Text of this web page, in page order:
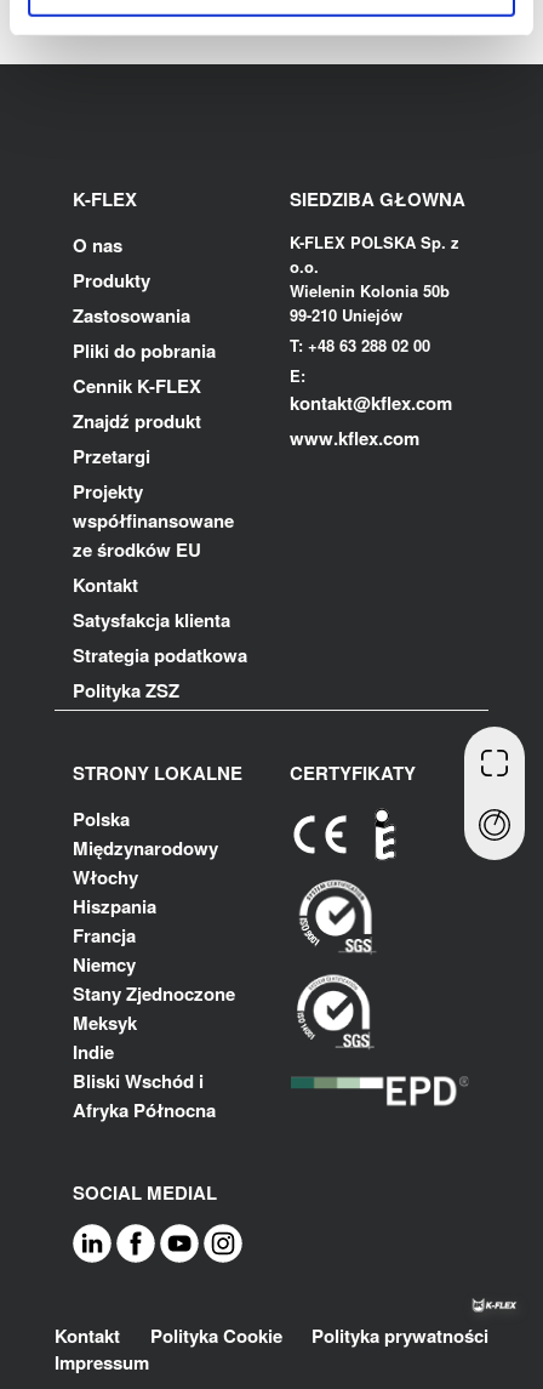
K-FLEX
O nas
Produkty
Zastosowania
Pliki do pobrania
Cennik K-FLEX
Znajdź produkt
Przetargi
Projekty
współfinansowane
ze środków EU
Kontakt
Satysfakcja klienta
Strategia podatkowa
Polityka ZSZ
SIEDZIBA GŁOWNA
K-FLEX POLSKA Sp. z
o.o.
Wielenin Kolonia 50b
99-210 Uniejów
T: +48 63 288 02 00
E:
kontakt@kflex.com
www.kflex.com
STRONY LOKALNE
Polska
Międzynarodowy
Włochy
Hiszpania
Francja
Niemcy
Stany Zjednoczone
Meksyk
Indie
Bliski Wschód i
Afryka Północna
CERTYFIKATY
SOCIAL MEDIAL
Footer
Kontakt Polityka Cookie
Polityka prywatności
Impressum